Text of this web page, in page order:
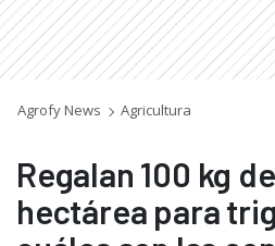
Agrofy News Agricultura
Regalan 100 kg
hectárea para